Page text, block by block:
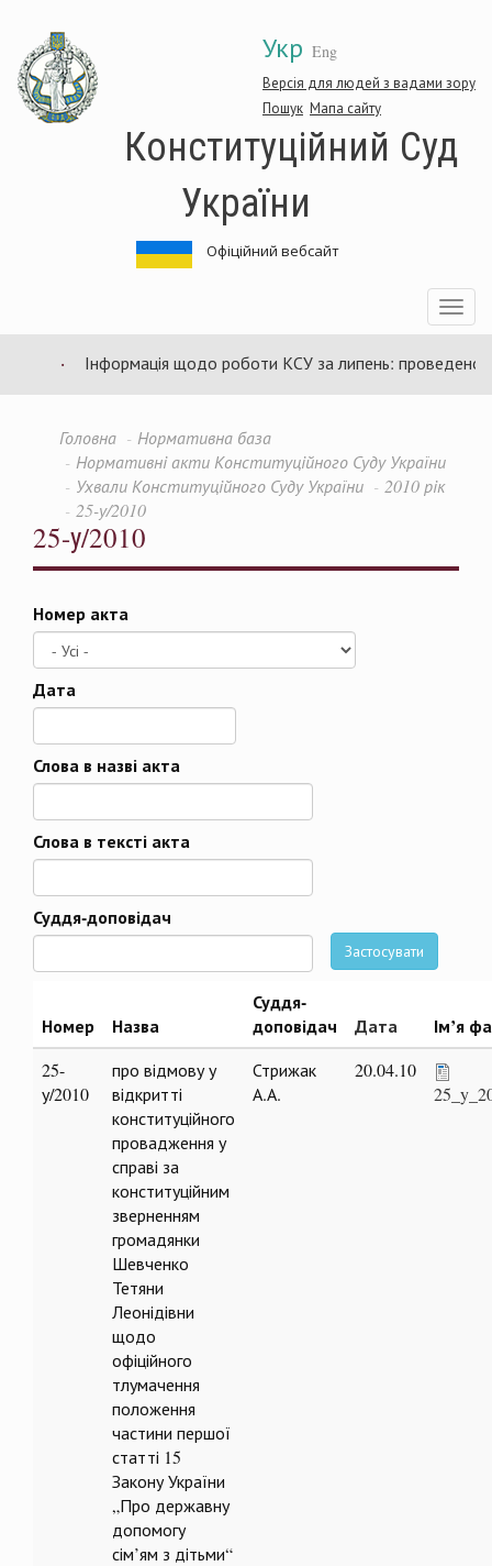
основного
матеріалу
Укр Eng
Версія для людей з вадами зору
Пошук Мапа сайту
Конституційний Суд
України
Офіційний вебсайт
Toggle
Інформація щодо роботи КСУ за липень: проведено 94
Головна
Нормативна база
Нормативні акти Конституційного Суду України
Ухвали Конституційного Суду України
2010 рік
25-у/2010
25-у/2010
Номер акта
Дата
Дата
Слова в назві акта
Слова в тексті акта
Суддя-доповідач
Застосувати
Номер Назва
Суддя-
доповідач
Дата Ім’я
25-
у/2010
про відмову у
відкритті
конституційного
провадження у
справі за
конституційним
зверненням
громадянки
Шевченко
Тетяни
Леонідівни
щодо
офіційного
тлумачення
положення
частини першої
статті 15
Закону України
„Про державну
допомогу
сім’ям з дітьми“
Стрижак
А.А.
20.04.10